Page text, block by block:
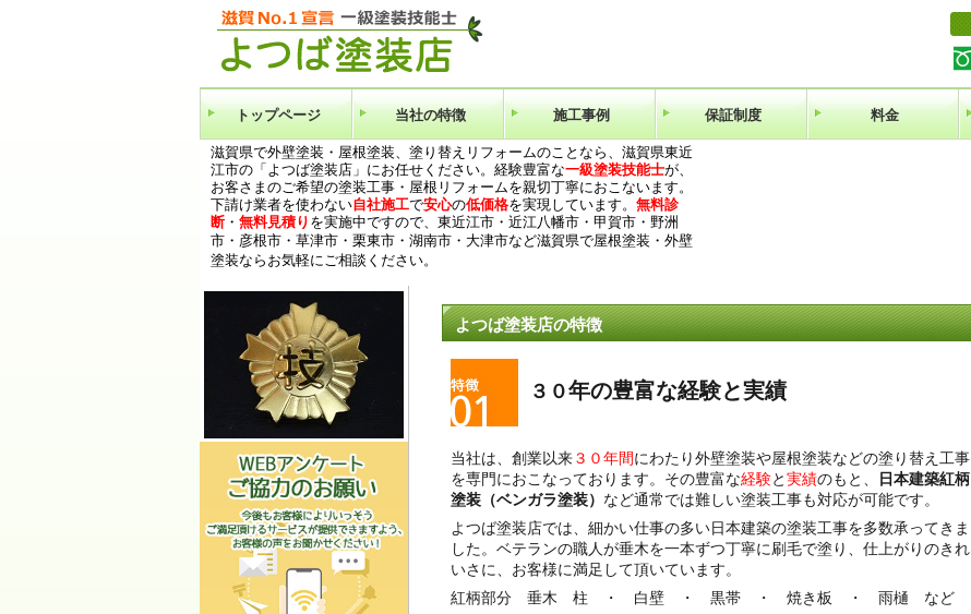
トップページ 当社の特徴 施工事例 保証制度 料金
滋賀県で外壁塗装・屋根塗装、塗り替えリフォームのことなら、滋賀県東近
江市の「よつば塗装店」にお任せください。経験豊富な一級塗装技能士が、
お客さまのご希望の塗装工事・屋根リフォームを親切丁寧におこないます。
下請け業者を使わない自社施工で安心の低価格を実現しています。 無料診
断・ 無料見積り を実施中ですので、東近江市・近江八幡市・甲賀市・野洲
市・彦根市・草津市・栗東市・ 湖南市・大津市など滋賀県で屋根塗装・外壁
塗装ならお気軽にご相談ください。
よつば塗装店の特徴
３０年の豊富な経験と実績
当社は、創業以来３０年間にわたり外壁塗装や屋根塗装などの塗り替え工事
を専門におこなっております。その豊富な経験と実績のもと、
日本建築紅柄
塗装（ベンガラ塗装） など通常では難しい塗装工事も対応が可能です。
よつば塗装店では、細かい仕事の多い日本建築の塗装工事を多数承ってきま
した。ベテランの職人が垂木を一本ずつ丁寧に刷毛で塗り、仕上がりのきれ
いさに、お客様に満足して頂いています。
紅柄部分 垂木 柱 ・ 白壁 ・ 黒帯 ・ 焼き板 ・ 雨樋 など